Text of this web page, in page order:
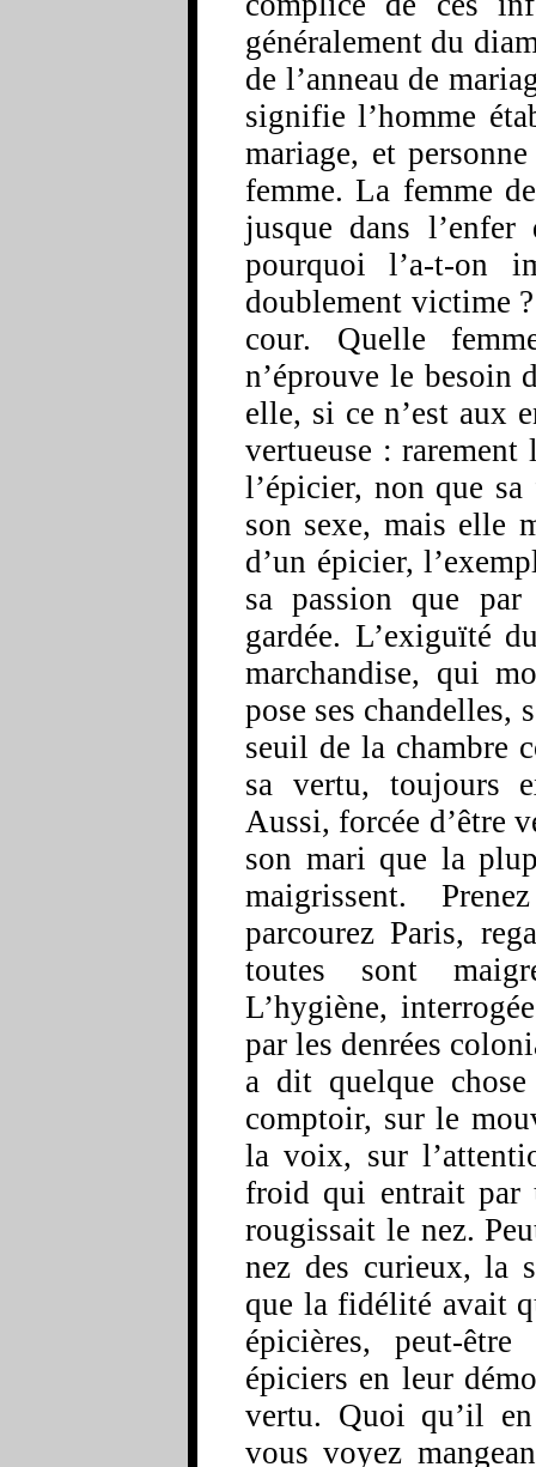
généralement du
de l’anneau de
signifie l’homme
mariage, et
femme. La femme
jusque dans
pourquoi l’a-t-on
doublement victime
cour. Quelle
n’éprouve le besoin
elle, si ce n’est aux
vertueuse :
l’épicier, non que sa
son sexe, mais elle
d’un épicier,
sa passion que
gardée. L’exiguïté
marchandise, qui
pose ses chandelles,
seuil de la chambre
sa vertu, toujours
Aussi, forcée d’être
son mari que la
maigrissent.
parcourez Paris,
toutes sont
L’hygiène,
par les denrées
a dit quelque chose
comptoir, sur le
la voix, sur
froid qui entrait par
rougissait le nez.
nez des curieux, la
que la fidélité avait
épicières, peut-
épiciers en leur
vertu. Quoi qu’il
vous voyez